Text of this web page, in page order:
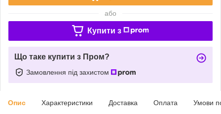
або
Купити з
Що таке купити з Пром?
Замовлення під захистом
Опис Характеристики Доставка Оплата Умови